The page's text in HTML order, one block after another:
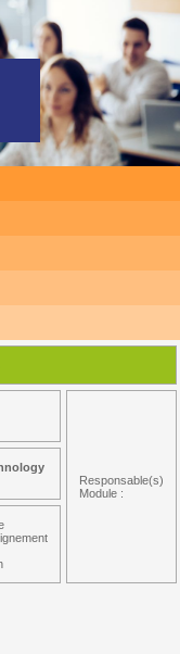
Responsable(s)
Module :